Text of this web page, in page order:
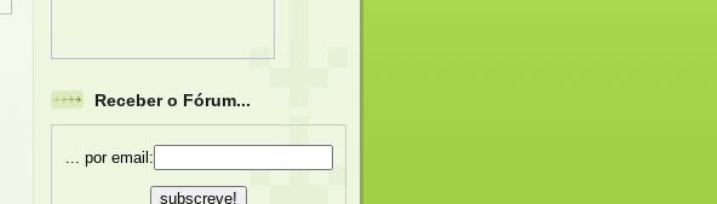
Receber o Fórum...
... por email: